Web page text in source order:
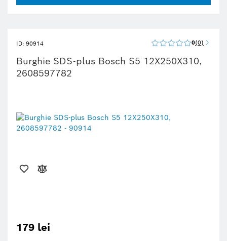
ID: 90914 0 0
Burghie SDS-plus Bosch S5 12X250X310,
2608597782
179 lei